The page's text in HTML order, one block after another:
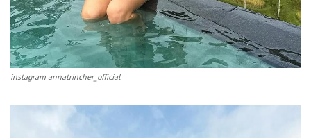
instagram annatrincher_official